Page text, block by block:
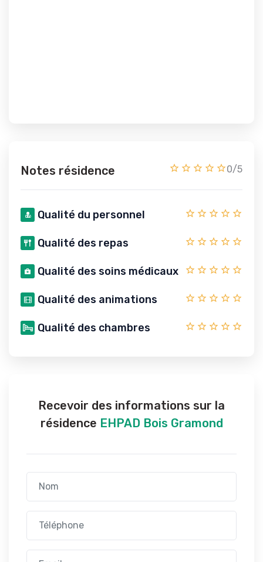
Notes résidence 0/5
Qualité du personnel
Qualité des repas
Qualité des soins médicaux
Qualité des animations
Qualité des chambres
Recevoir des informations sur la
résidence EHPAD Bois Gramond